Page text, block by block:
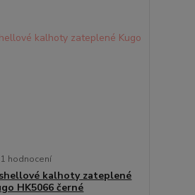
1 hodnocení
kalhoty zateplené
HK5066 černé